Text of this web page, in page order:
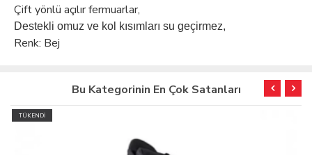
Çift yönlü açılır fermuarlar,
Destekli omuz ve kol kısımları su geçirmez,
Renk: Bej
Bu Kategorinin En Çok Satanları
TÜKENDİ